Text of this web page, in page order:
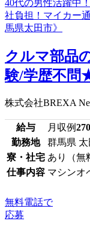
クルマ部品
験/学歴不問
株式会社BREXA
給与 月収例
勤務地
群馬県
寮・社宅 あり（無
仕事内容 マシンオ
無料電話で
応募